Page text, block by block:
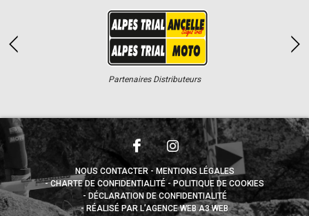
Partenaires Distributeurs
NOUS CONTACTER
MENTIONS LÉGALES
CHARTE DE CONFIDENTIALITÉ
POLITIQUE DE COOKIES
DÉCLARATION DE CONFIDENTIALITÉ
RÉALISÉ PAR L’AGENCE WEB A3 WEB